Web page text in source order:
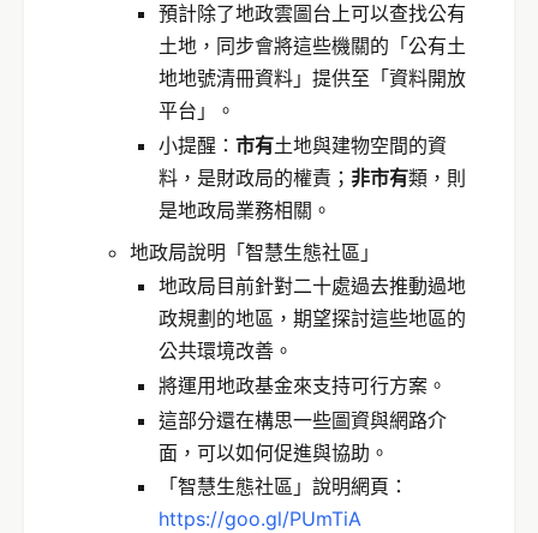
預計除了地政雲圖台上可以查找公有
土地，同步會將這些機關的「公有土
地地號清冊資料」提供至「資料開放
平台」。
小提醒： 市有土地與建物空間的資
料，是財政局的權責； 非市有類，則
是地政局業務相關。
地政局說明「智慧生態社區」
地政局目前針對二十處過去推動過地
政規劃的地區，期望探討這些地區的
公共環境改善。
將運用地政基金來支持可行方案。
這部分還在構思一些圖資與網路介
面，可以如何促進與協助。
「智慧生態社區」說明網頁：
https://goo.gl/PUmTiA